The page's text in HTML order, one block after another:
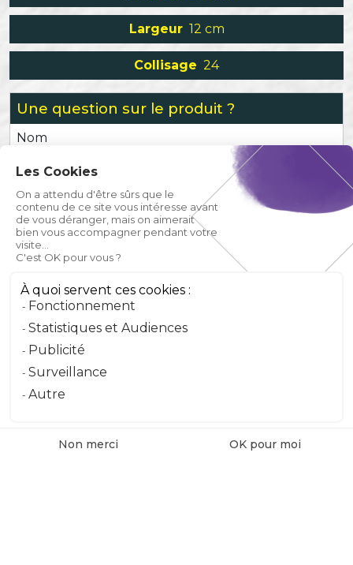
Largeur 12 cm
Collisage 24
Une question sur le produit ?
Nom
Prénom
Email
Téléphone
Message
Les Cookies
On a attendu d'être sûrs que le
contenu de ce site vous intéresse avant
de vous déranger, mais on aimerait
bien vous accompagner pendant votre
visite...
C'est OK pour vous ?
À quoi servent ces cookies :
Fonctionnement
Statistiques et Audiences
Publicité
Surveillance
Autre
Non merci OK pour moi